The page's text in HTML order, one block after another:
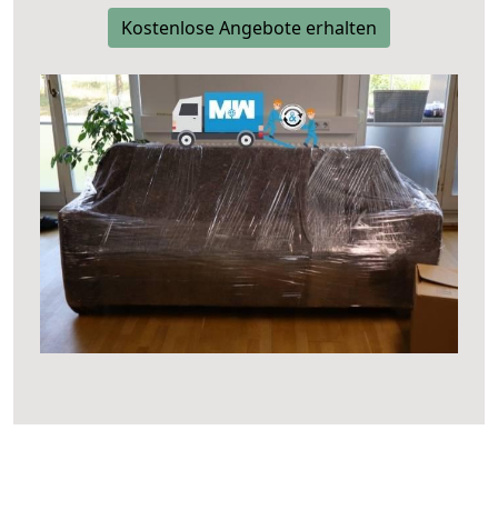
Kostenlose Angebote erhalten